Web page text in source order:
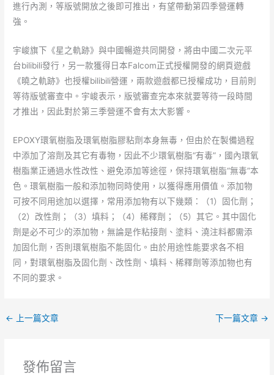
進行內測，等版號開放之後即可推出，有望帶動第四季營運轉
強。
宇峻旗下《星之軌跡》與中國暢遊共同開發，將由中國二次元平
台bilibili發行，另一款獲得日本Falcom正式授權開發的網頁遊戲
《曉之軌跡》也授權bilibili營運，兩款遊戲都已授權成功，目前則
等待版號審查中。宇峻表示，版號審查完本來就要等待一段時間
才推出，因此對於第三季營運不會有太大影響。
EPOXY環氧樹脂及環氧樹脂膠粘劑本身無毒，但由於在製備過程
中添加了溶劑及其它有毒物，因此不少環氧樹脂“有毒”，國內環氧
樹脂業正通過水性改性、避免添加等途徑，保持環氧樹脂“無毒”本
色。環氧樹脂一般和添加物同時使用，以獲得應用價值。添加物
可按不同用途加以選擇，常用添加物有以下幾類：（1）固化劑；
（2）改性劑；（3）填料；（4）稀釋劑；（5）其它。其中固化
劑是必不可少的添加物，無論是作粘接劑、塗料、澆注料都需添
加固化劑，否則環氧樹脂不能固化。由於用途性能要求各不相
同，對環氧樹脂及固化劑、改性劑、填料、稀釋劑等添加物也有
不同的要求。
← 上一篇文章 下一篇文章 →
發佈留言